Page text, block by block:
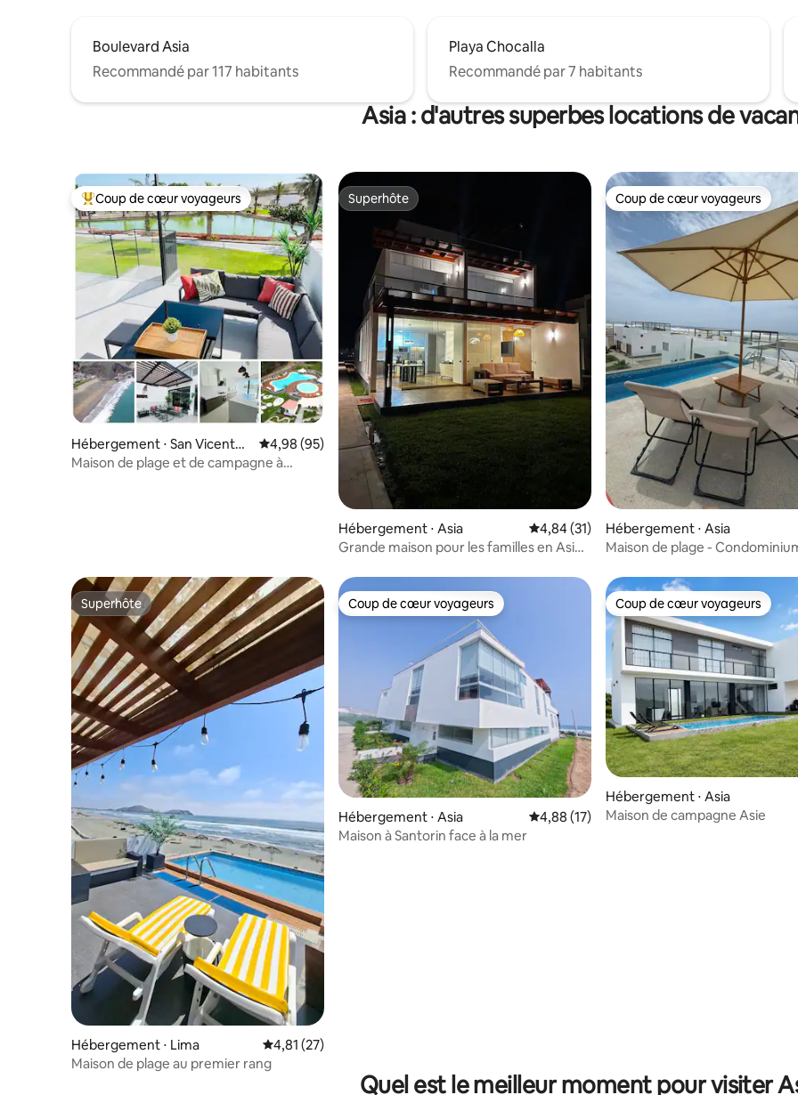
Boulevard Asia
Recommandé par 117 habitants
Playa Chocalla
Recommandé par 7 habitants
Asia : d'autres superbes locations de
Coups de cœur voyageurs les plus appréciés
Coup de cœur voyageurs
Hébergement ⋅ San Vicente
de Cañete
Évaluation moyenne sur la base de 95 commentaires : 4,98 sur 5
4,98 (95)
Maison de plage et de campagne à
Superhôte
Superhôte
Hébergement ⋅ Asia Évaluation moyenne sur la base de 31
4,84 (31)
Grande maison pour les familles en Asie,
Coup de cœur voyageurs
Coup de cœur voyageurs
Hébergement ⋅ Asia
Maison de plage -
Superhôte
Superhôte
Hébergement ⋅ Lima Évaluation moyenne sur la base de 27 commentaires : 4,81 sur 5
4,81 (27)
Maison de plage au premier rang
Coup de cœur voyageurs
Coup de cœur voyageurs
Hébergement ⋅ Asia Évaluation moyenne sur la base de 17
4,88 (17)
Maison à Santorin face à la mer
Coup de cœur voyageurs
Coup de cœur voyageurs
Hébergement ⋅ Asia
Maison de campagne Asie
Quel est le meilleur moment pour visiter